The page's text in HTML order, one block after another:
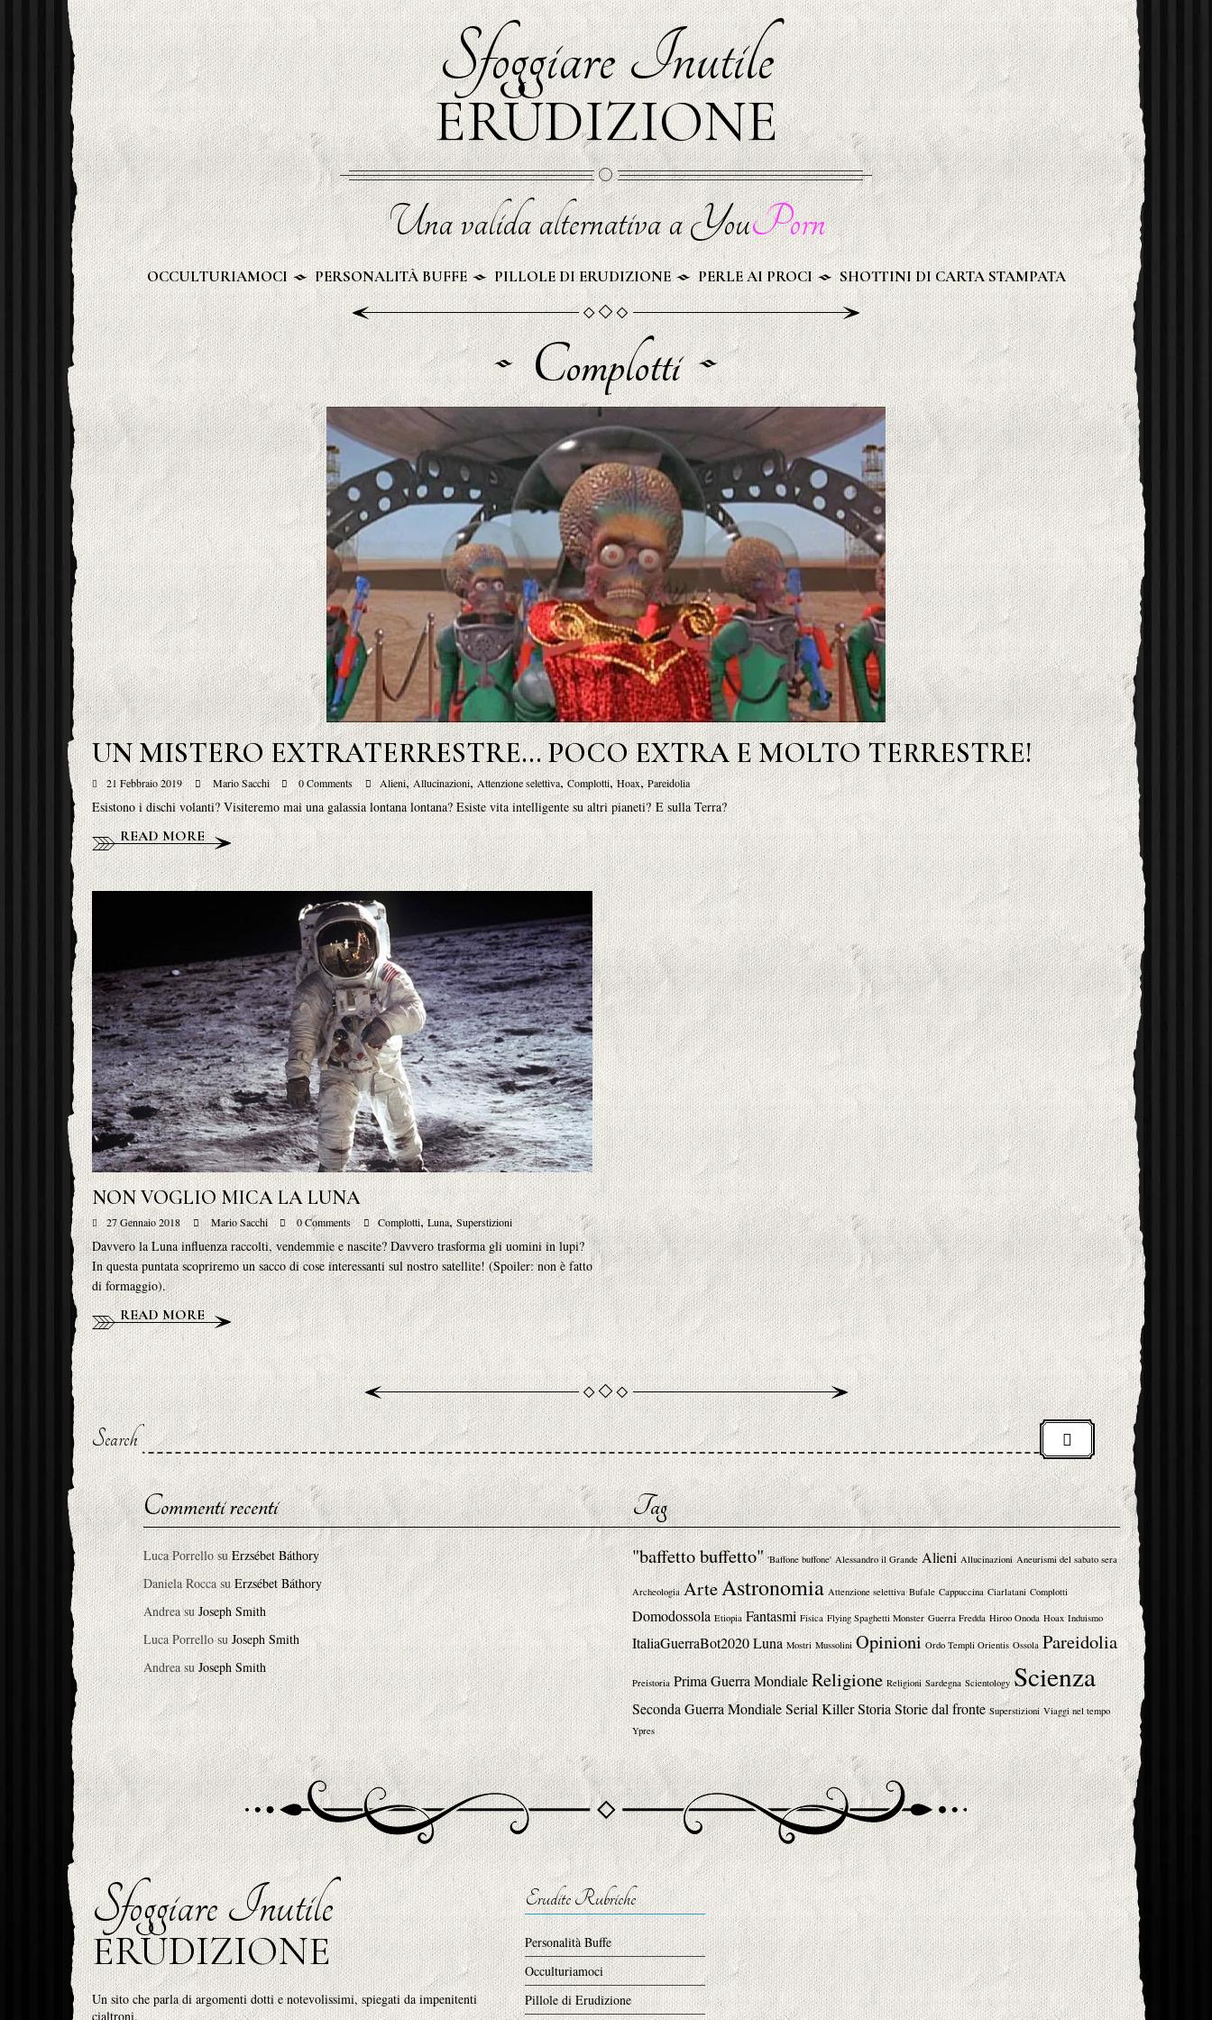
Sfoggiare Inutile
ERUDIZIONE
Una valida alternativa a YouPorn
OCCULTURIAMOCI PERSONALITÀ BUFFE PILLOLE DI ERUDIZIONE PERLE AI PROCI SHOTTINI DI CARTA STAMPATA
Complotti
UN MISTERO EXTRATERRESTRE… POCO EXTRA E MOLTO TERRESTRE!
21 Febbraio 2019 Mario Sacchi 0 Comments Alieni,Allucinazioni,Attenzione selettiva,Complotti,Hoax,Pareidolia
Esistono i dischi volanti? Visiteremo mai una galassia lontana lontana? Esiste vita intelligente su altri pianeti? E sulla Terra?
READ MORE
NON VOGLIO MICA LA LUNA
27 Gennaio 2018 Mario Sacchi 0 Comments Complotti,Luna,Superstizioni
Davvero la Luna influenza raccolti, vendemmie e nascite? Davvero trasforma gli uomini in lupi?
In questa puntata scopriremo un sacco di cose interessanti sul nostro satellite! (Spoiler: non è fatto
di formaggio).
READ MORE
Search
Commenti recenti
Luca PorrellosuErzsébet Báthory
Daniela RoccasuErzsébet Báthory
AndreasuJoseph Smith
Luca PorrellosuJoseph Smith
AndreasuJoseph Smith
Tag
"baffetto buffetto" 'Baffone buffone' Alessandro il Grande Alieni Allucinazioni Aneurismi del sabato sera
Archeologia ArteAstronomia Attenzione selettiva Bufale Cappuccina Ciarlatani Complotti
Domodossola Etiopia Fantasmi Fisica Flying Spaghetti Monster Guerra Fredda Hiroo Onoda Hoax Induismo
ItaliaGuerraBot2020Luna Mostri Mussolini Opinioni Ordo Templi Orientis Ossola Pareidolia
Preistoria Prima Guerra MondialeReligione Religioni Sardegna Scientology Scienza
Seconda Guerra MondialeSerial KillerStoriaStorie dal fronte Superstizioni Viaggi nel tempo
Ypres
Sfoggiare Inutile
ERUDIZIONE
Un sito che parla di argomenti dotti e notevolissimi, spiegati da impenitenti
cialtroni.
Erudite Rubriche
Personalità Buffe
Occulturiamoci
Pillole di Erudizione